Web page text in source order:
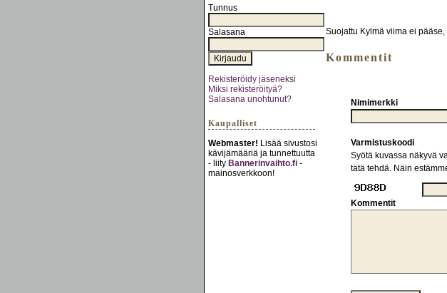
Tunnus
Salasana
Rekisteröidy jäseneksi
Miksi rekisteröityä?
Salasana unohtunut?
Kaupalliset
Webmaster! Lisää sivustosi
kävijämääriä ja tunnettuutta
- liity Bannerinvaihto.fi -
mainosverkkoon!
Suojattu Kylmä viima ei
Kommentit
Nimimerkki
Varmistuskoodi
Syötä kuvassa näkyvä
tätä tehdä. Näin
Kommentit